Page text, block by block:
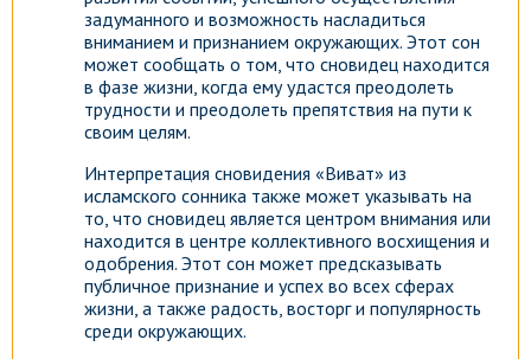
задуманного и возможность насладиться
вниманием и признанием окружающих. Этот сон
может сообщать о том, что сновидец находится
в фазе жизни, когда ему удастся преодолеть
трудности и преодолеть препятствия на пути к
своим целям.
Интерпретация сновидения «Виват» из
исламского сонника также может указывать на
то, что сновидец является центром внимания или
находится в центре коллективного восхищения и
одобрения. Этот сон может предсказывать
публичное признание и успех во всех сферах
жизни, а также радость, восторг и популярность
среди окружающих.